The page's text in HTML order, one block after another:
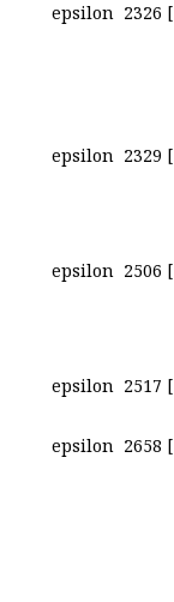
epsilon 2326 [
epsilon 2329 [
epsilon 2506 [
epsilon 2517 [
epsilon 2658 [